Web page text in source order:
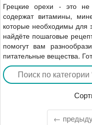
Грецкие орехи - это
содержат витамины,
которые необходимы для
найдёте пошаговые
помогут вам
питательные вещества.
←